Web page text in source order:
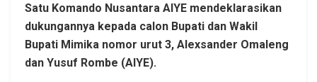
Satu Komando Nusantara AIYE mendeklarasikan
dukungannya kepada calon Bupati dan Wakil
Bupati Mimika nomor urut 3, Alexsander Omaleng
dan Yusuf Rombe (AIYE).